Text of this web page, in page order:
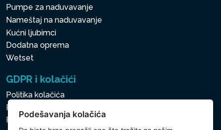
Pumpe za naduvavanje
Nameštaj na naduvavanje
Kućni ljubimci
Dodatna oprema
Wetset
GDPR i kolačići
Politika kolačića
Politika zaštite ličnih i drugih obrađivanih podataka
Politika kolačića
Podešavanja kolačića